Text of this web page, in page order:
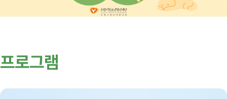
프로그램